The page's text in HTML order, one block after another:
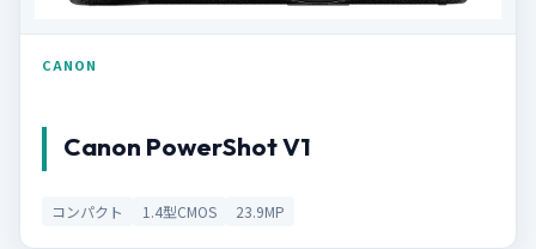
CANON
Canon PowerShot V1
コンパクト 1.4型CMOS 23.9MP